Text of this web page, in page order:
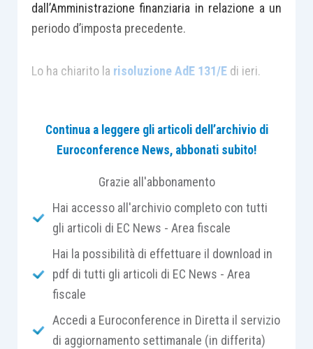
dall’Amministrazione finanziaria in relazione a un
periodo d’imposta precedente.
Lo ha chiarito la risoluzione AdE 131/Edi ieri.
interpello presentato dalla Società Alfa Spa alla
quale è stata contestata lanon corretta
, negli anni d’imposta
all’articolo 107, comma 2, del Tuir, relative alla
gestione di tratte autostradali.
La violazione,qualificatacomeerrore legato
all’imputazione temporale di elementi negativi
di reddito , ha determinato, per l’anno 2012,
l’emissione di un avviso di accertamento con il
Continua a leggere gli articoli dell’archivio di
Euroconference News, abbonati subito!
Grazie all'abbonamento
Hai accesso all'archivio completo con tutti
gli articoli di EC News - Area fiscale
Hai la possibilità di effettuare il download in
pdf di tutti gli articoli di EC News - Area
fiscale
Accedi a Euroconference in Diretta il servizio
di aggiornamento settimanale (in differita)